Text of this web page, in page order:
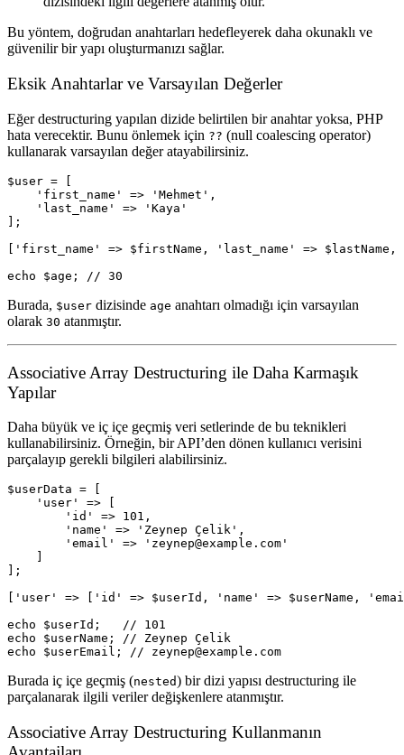
Bu yöntem, doğrudan anahtarları hedefleyerek daha okunaklı ve
güvenilir bir yapı oluşturmanızı sağlar.
Eksik Anahtarlar ve Varsayılan Değerler
Eğer destructuring yapılan dizide belirtilen bir anahtar yoksa, PHP
hata verecektir. Bunu önlemek için ?? (null coalescing operator)
kullanarak varsayılan değer atayabilirsiniz.
$user = [
    'first_name' => 'Mehmet',
    'last_name' => 'Kaya'
];
['first_name' => $firstName, 'last_name' =>
Burada, $user dizisinde age anahtarı olmadığı için varsayılan
olarak 30 atanmıştır.
Associative Array Destructuring ile Daha Karmaşık
Yapılar
Daha büyük ve iç içe geçmiş veri setlerinde de bu teknikleri
kullanabilirsiniz. Örneğin, bir API’den dönen kullanıcı verisini
parçalayıp gerekli bilgileri alabilirsiniz.
$userData = [
    'user' => [
        'id' => 101,
        'name' => 'Zeynep Çelik',
        'email' => 'zeynep@example.com'
];
['user' => ['id' => $userId, 'name' => $userName,
echo $userId;   // 101
echo $userName; // Zeynep Çelik
Burada iç içe geçmiş (nested) bir dizi yapısı destructuring ile
parçalanarak ilgili veriler değişkenlere atanmıştır.
Associative Array Destructuring Kullanmanın